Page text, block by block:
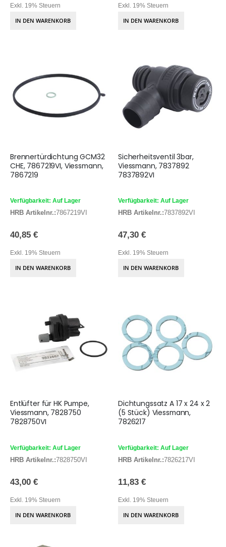
Exkl. 19% Steuern
IN DEN WARENKORB
Exkl. 19% Steuern
IN DEN WARENKORB
Brennertürdichtung GCM32
CHE, 7867219VI, Viessmann,
7867219
Verfügbarkeit: Auf Lager
HRB Artikelnr.:7867219VI
40,85 €
Exkl. 19% Steuern
IN DEN WARENKORB
Sicherheitsventil 3bar,
Viessmann, 7837892
7837892VI
Verfügbarkeit: Auf Lager
HRB Artikelnr.:7837892VI
47,30 €
Exkl. 19% Steuern
IN DEN WARENKORB
Entlüfter für HK Pumpe,
Viessmann, 7828750
7828750VI
Verfügbarkeit: Auf Lager
HRB Artikelnr.:7828750VI
43,00 €
Exkl. 19% Steuern
IN DEN WARENKORB
Dichtungssatz A 17 x 24 x 2
(5 Stück) Viessmann,
7826217
Verfügbarkeit: Auf Lager
HRB Artikelnr.:7826217VI
11,83 €
Exkl. 19% Steuern
IN DEN WARENKORB